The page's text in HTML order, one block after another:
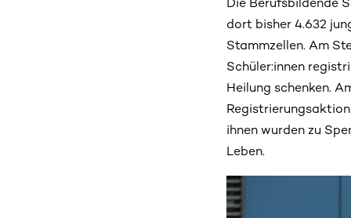
dort bisher 4.632
Stammzellen. Am
Schüler:innen
Heilung schenken.
ihnen wurden zu
Leben.